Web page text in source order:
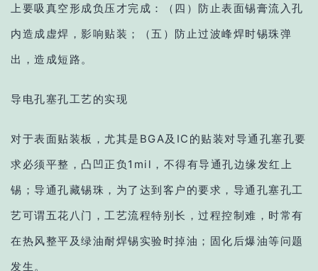
上要吸真空形成负压才完成：（四）防止表面锡膏流入孔
内造成虚焊，影响贴装；（五）防止过波峰焊时锡珠弹
出，造成短路。
导电孔塞孔工艺的实现
对于表面贴装板，尤其是BGA及IC的贴装对导通孔塞孔要
求必须平整，凸凹正负1mil，不得有导通孔边缘发红上
锡；导通孔藏锡珠，为了达到客户的要求，导通孔塞孔工
艺可谓五花八门，工艺流程特别长，过程控制难，时常有
在热风整平及绿油耐焊锡实验时掉油；固化后爆油等问题
发生。